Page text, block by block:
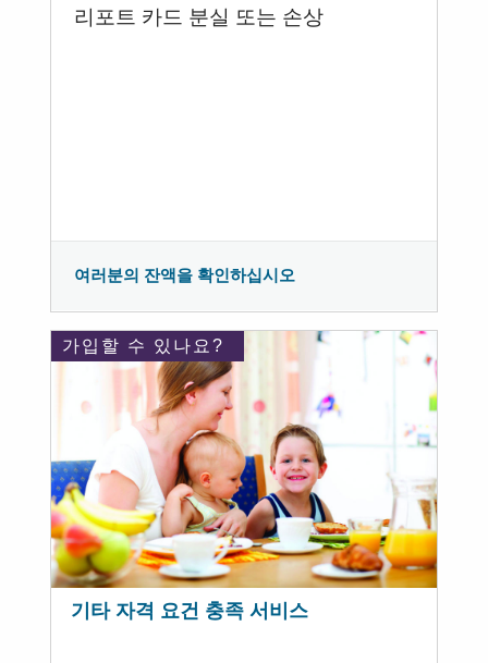
리포트 카드 분실 또는 손상
여러분의 잔액을 확인하십시오
가입할 수 있나요?
기타 자격 요건 충족 서비스